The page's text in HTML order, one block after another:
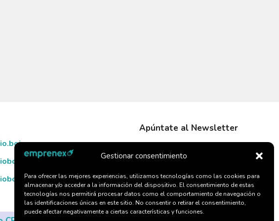
Gestionar consentimiento
Para ofrecer las mejores experiencias, utilizamos tecnologías como las cookies para
almacenar y/o acceder a la información del dispositivo. El consentimiento de estas
tecnologías nos permitirá procesar datos como el comportamiento de navegación o
las identificaciones únicas en este sitio. No consentir o retirar el consentimiento,
puede afectar negativamente a ciertas características y funciones.
Apúntate al Newsletter